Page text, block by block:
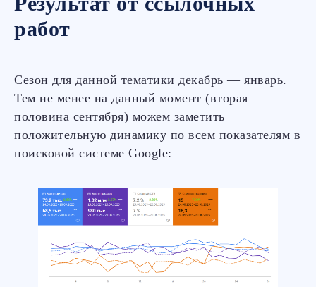
работ
Сезон для данной тематики декабрь — январь.
Тем не менее на данный момент (вторая
половина сентября) можем заметить
положительную динамику по всем показателям в
поисковой системе Google:
info@relianta.agency
Подход
Блог
Свяжитесь с нами